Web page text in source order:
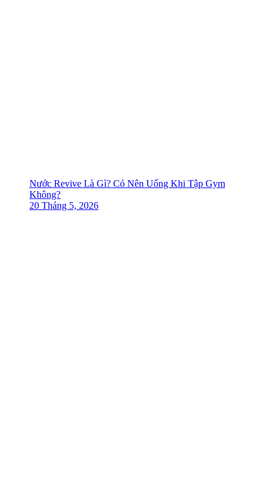
Nước Revive Là Gì? Có Nên Uống Khi Tập Gym
Không?
20 Tháng 5, 2026